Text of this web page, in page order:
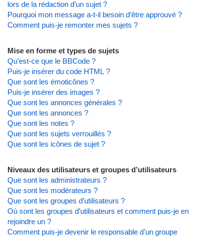
lors de la rédaction d’un sujet ?
Pourquoi mon message a-t-il besoin d’être approuvé ?
Comment puis-je remonter mes sujets ?
Mise en forme et types de sujets
Qu’est-ce que le BBCode ?
Puis-je insérer du code HTML ?
Que sont les émoticônes ?
Puis-je insérer des images ?
Que sont les annonces générales ?
Que sont les annonces ?
Que sont les notes ?
Que sont les sujets verrouillés ?
Que sont les icônes de sujet ?
Niveaux des utilisateurs et groupes d’utilisateurs
Que sont les administrateurs ?
Que sont les modérateurs ?
Que sont les groupes d’utilisateurs ?
Où sont les groupes d’utilisateurs et comment puis-je en
rejoindre un ?
Comment puis-je devenir le responsable d’un groupe